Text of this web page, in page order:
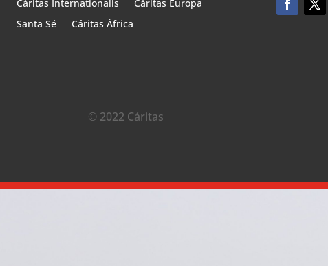
Cáritas Internationalis
Cáritas Europa
Santa Sé
Cáritas África
© 2022 Cáritas